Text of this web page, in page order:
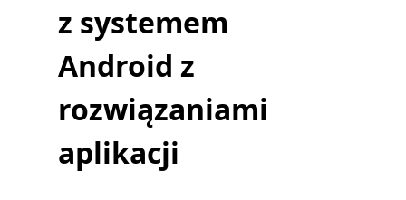
z systemem
Android z
rozwiązaniami
aplikacji